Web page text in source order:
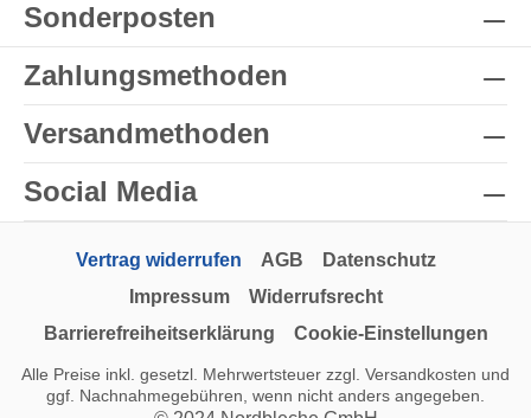
Sonderposten
Zahlungsmethoden
Versandmethoden
Social Media
Vertrag widerrufen AGB
Datenschutz
Impressum
Widerrufsrecht
Barrierefreiheitserklärung
Cookie-Einstellungen
Alle Preise inkl. gesetzl. Mehrwertsteuer zzgl. Versandkosten und
ggf. Nachnahmegebühren, wenn nicht anders angegeben.